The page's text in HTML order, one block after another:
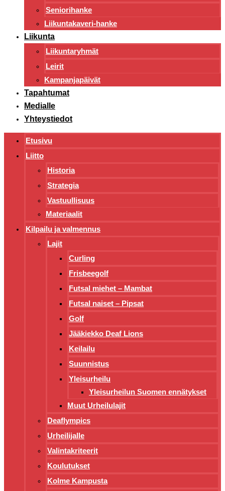
Seniorihanke
Liikuntakaveri-hanke
Liikunta
Liikuntaryhmät
Leirit
Kampanjapäivät
Tapahtumat
Medialle
Yhteystiedot
Etusivu
Liitto
Historia
Strategia
Vastuullisuus
Materiaalit
Kilpailu ja valmennus
Lajit
Curling
Frisbeegolf
Futsal miehet – Mambat
Futsal naiset – Pipsat
Golf
Jääkiekko Deaf Lions
Keilailu
Suunnistus
Yleisurheilu
Yleisurheilun Suomen ennätykset
Muut Urheilulajit
Deaflympics
Urheilijalle
Valintakriteerit
Koulutukset
Kolme Kampusta